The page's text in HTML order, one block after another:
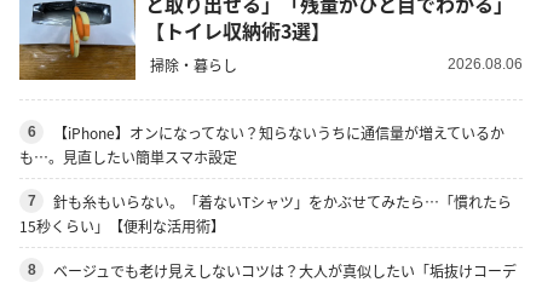
【トイレ収納術3選】
掃除・暮らし 2026.08.06
6
【iPhone】オンになってない？知らないうちに通信量が増えているか
も…。見直したい簡単スマホ設定
7
針も糸もいらない。「着ないTシャツ」をかぶせてみたら…「慣れたら
15秒くらい」【便利な活用術】
8
ベージュでも老け見えしないコツは？大人が真似したい「垢抜けコーデ